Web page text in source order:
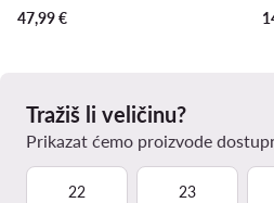
47,99€
Tražiš li veličinu?
Prikazat ćemo proizvode
22 23